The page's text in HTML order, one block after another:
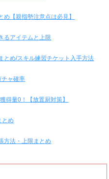
【親指勢注意点は必見】
るアイテムと上限
とめ/スキル練習チケット入手方法
チャ確率
得量0！【放置厨対策】
とめ
方法・上限まとめ